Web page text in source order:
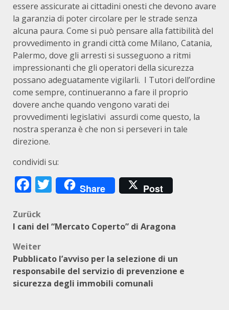
essere assicurate ai cittadini onesti che devono avare
la garanzia di poter circolare per le strade senza
alcuna paura. Come si può pensare alla fattibilità del
provvedimento in grandi città come Milano, Catania,
Palermo, dove gli arresti si susseguono a ritmi
impressionanti che gli operatori della sicurezza
possano adeguatamente vigilarli. I Tutori dell’ordine
come sempre, continueranno a fare il proprio
dovere anche quando vengono varati dei
provvedimenti legislativi assurdi come questo, la
nostra speranza è che non si perseveri in tale
direzione.
condividi su:
Facebook
Twitter
Share Post
Beitragsnavigation
Zurück
I cani del “Mercato Coperto” di Aragona
Weiter
Pubblicato l’avviso per la selezione di un
responsabile del servizio di prevenzione e
sicurezza degli immobili comunali